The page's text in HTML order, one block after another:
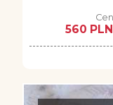
560 PLN